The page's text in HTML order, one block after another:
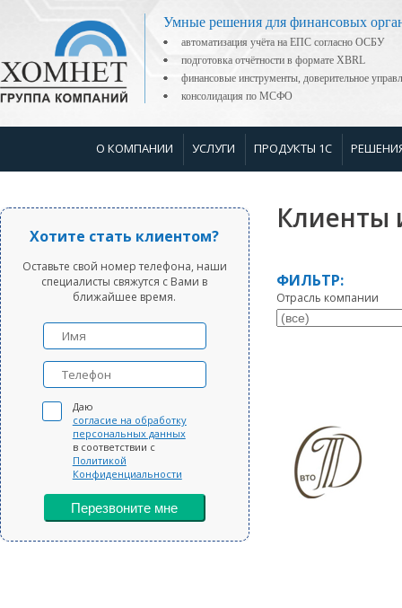
Умные решения для финансовых
автоматизация учёта на ЕПС согласно ОСБУ
подготовка отчётности в формате XBRL
финансовые инструменты, доверительное
консолидация по МСФО
О КОМПАНИИ УСЛУГИ ПРОДУКТЫ 1С
Хотите стать клиентом?
Оставьте свой номер телефона, наши
специалисты свяжутся с Вами в
ближайшее время.
Даю
согласие на обработку
персональных данных
в соответствии с
Политикой
Конфиденциальности
Перезвоните мне
Клиенты
ФИЛЬТР:
Отрасль компании